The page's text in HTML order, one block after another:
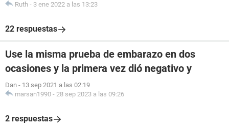
Ruth - 3 ene 2022 a las 13:23
22 respuestas
Use la misma prueba de embarazo en dos
ocasiones y la primera vez dió negativo y
Dan - 13 sep 2021 a las 02:19
marsan1990 - 28 sep 2023 a las 09:26
2 respuestas